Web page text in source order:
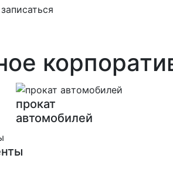
прокат
автомобилей